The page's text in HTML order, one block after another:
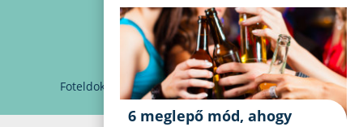
PARTNEREINK
KAPCSOLAT
Foteldoki info@foteldoki.hu Süti beállítások
6 meglepő mód, ahogy